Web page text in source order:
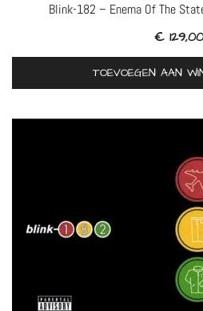
Blink-182 – Enema Of The
€ 129,00
TOEVOEGEN AAN